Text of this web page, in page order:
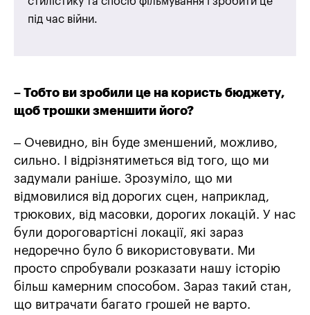
під час війни.
– Тобто ви зробили це на користь бюджету,
щоб трошки зменшити його?
– Очевидно, він буде зменшений, можливо,
сильно. І відрізнятиметься від того, що ми
задумали раніше. Зрозуміло, що ми
відмовилися від дорогих сцен, наприклад,
трюкових, від масовки, дорогих локацій. У нас
були дороговартісні локації, які зараз
недоречно було б використовувати. Ми
просто спробували розказати нашу історію
більш камерним способом. Зараз такий стан,
що витрачати багато грошей не варто.